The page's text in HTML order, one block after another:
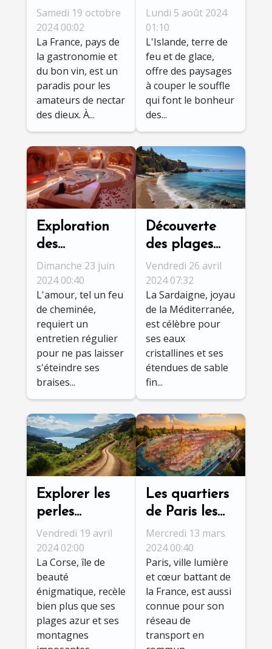
viticoles
proches des
campings
français
Samedi 19 octobre
2024 00:02
La France, pays de
la gastronomie et
du bon vin, est un
paradis pour les
amateurs de nectar
des dieux. À...
autotour
familial en
Islande
Lundi 5 août 2024
01:10
L'Islande, terre de
feu et de glace,
offre des paysages
à couper le souffle
qui font le bonheur
des...
Exploration
des
avantages
des séjours en
love rooms
pour raviver
la flamme
amoureuse
Dimanche 23 juin
2024 00:40
L'amour, tel un feu
de cheminée,
requiert un
entretien régulier
pour ne pas laisser
s'éteindre ses
braises...
Découverte
des plages
cachées de
Sardaigne :
itinéraires et
conseils pour
un séjour
inoubliable
Vendredi 26 avril
2024 07:32
La Sardaigne, joyau
de la Méditerranée,
est célèbre pour
ses eaux
cristallines et ses
étendues de sable
fin...
Explorer les
perles
cachées de la
Corse :
itinéraires
moins connus
et conseils
pratiques
Vendredi 19 avril
2024 02:00
La Corse, île de
beauté
énigmatique, recèle
bien plus que ses
plages azur et ses
montagnes
Les quartiers
de Paris les
plus faciles
d'accès grâce
au réseau
RATP
Mercredi 13 mars
2024 00:40
Paris, ville lumière
et cœur battant de
la France, est aussi
connue pour son
réseau de
transport en